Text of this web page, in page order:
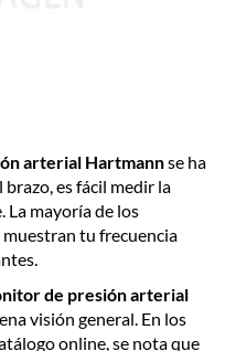
arterial Hartmannse ha
es fácil medir la
La mayoría de los
tu frecuencia
de presión arterial
visión general. En los
online, se nota que